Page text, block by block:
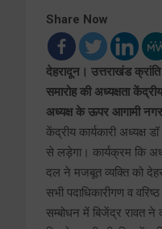
Share Now
देहरादून। उत्तराखंड
समारोह की अध्यक्षता
अध्यक्ष के ऊपर आगामी
केंद्रीय कार्यकारी अध्यक्ष
से लड़ेगा। कार्यक्रम कि
दल ने मजबूत व्यक्ति को
सभी पदाधिकारीगण व
सम्बोधन में बिजेंद्र रावत ने